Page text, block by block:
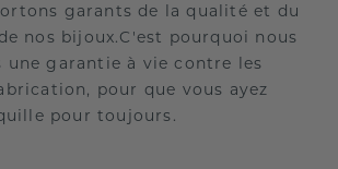
garants de la qualité et du
nos bijoux.C'est pourquoi nous
une garantie à vie contre les
pour que vous ayez
pour toujours.